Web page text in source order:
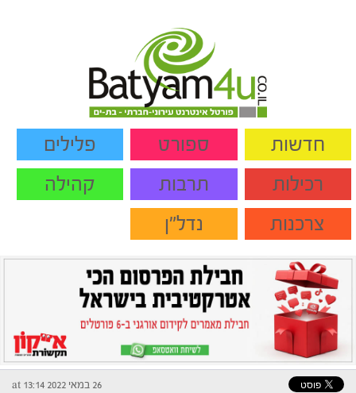
חדשות ספורט
פלילים
רכילות
תרבות
קהילה
צרכנות
נדל"ן
26 במאי 2022 at 13:14